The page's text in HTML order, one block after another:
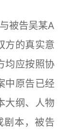
被告吴某A
方的真实意
均应按照协
中原告已经
大纲、人物
剧本，被告